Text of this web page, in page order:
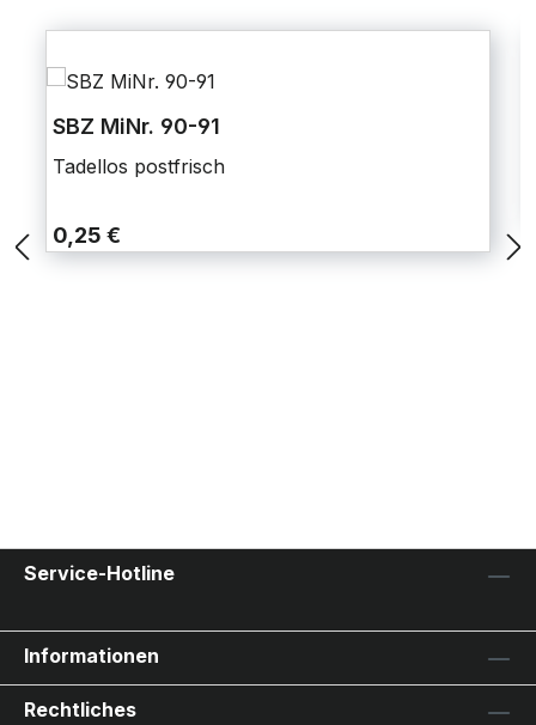
SBZ MiNr. 90-91
Tadellos postfrisch
0,25 €
Service-Hotline
Informationen
Rechtliches